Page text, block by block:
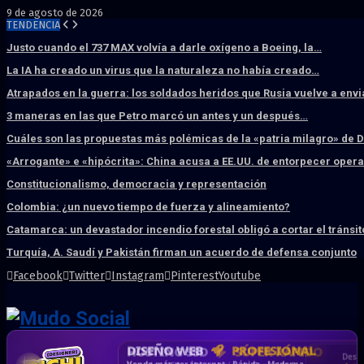
9 de agosto de 2026
TENDENCIA
Justo cuando el 737 MAX volvía a darle oxígeno a Boeing, la…
La IA ha creado un virus que la naturaleza no había creado…
Atrapados en la guerra: los soldados heridos que Rusia vuelve a
3 maneras en las que Petro marcó un antes y un después…
Cuáles son las propuestas más polémicas de la «patria milagro» de
«Arrogante» e «hipócrita»: China acusa a EE.UU. de entorpecer
Constitucionalismo, democracia y representación
Colombia: ¿un nuevo tiempo de fuerza y alineamiento?
Catamarca: un devastador incendio forestal obligó a cortar el
Turquía, A. Saudí y Pakistán firman un acuerdo de defensa conjunto
Facebook Twitter Instagram PinterestYoutube
HOSTING SSD SÚPER RÁPIDO
DISEÑO WEB PROFESIONAL
CRM & DASHBOARD A MEDIDA
CORREO CORPORATIVO